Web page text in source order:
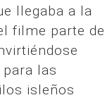
llegaba a la
filme parte de
las
isleños